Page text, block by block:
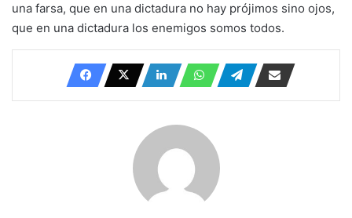
una farsa, que en una dictadura no hay prójimos sino ojos,
que en una dictadura los enemigos somos todos.